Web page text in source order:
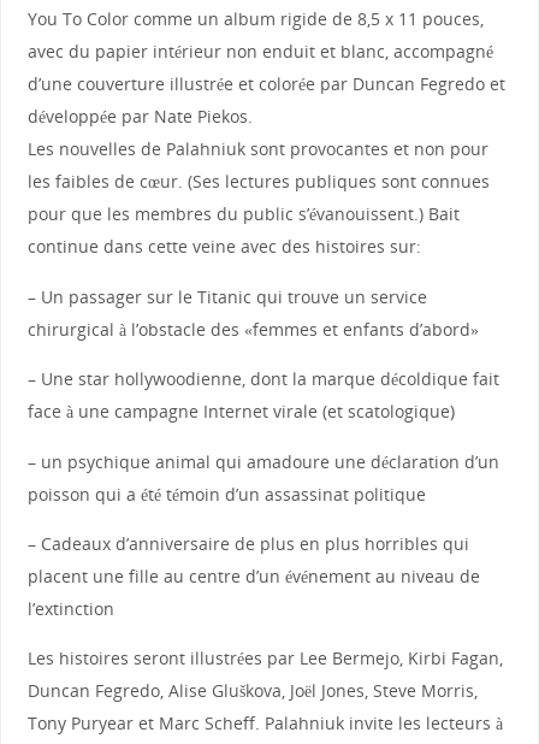
You To Color comme un album rigide de 8,5 x 11 pouces,
avec du papier intérieur non enduit et blanc, accompagné
d’une couverture illustrée et colorée par Duncan Fegredo et
développée par Nate Piekos.
Les nouvelles de Palahniuk sont provocantes et non pour
les faibles de cœur. (Ses lectures publiques sont connues
pour que les membres du public s’évanouissent.) Bait
continue dans cette veine avec des histoires sur:
– Un passager sur le Titanic qui trouve un service
chirurgical à l’obstacle des «femmes et enfants d’abord»
– Une star hollywoodienne, dont la marque décoldique fait
face à une campagne Internet virale (et scatologique)
– un psychique animal qui amadoure une déclaration d’un
poisson qui a été témoin d’un assassinat politique
– Cadeaux d’anniversaire de plus en plus horribles qui
placent une fille au centre d’un événement au niveau de
l’extinction
Les histoires seront illustrées par Lee Bermejo, Kirbi Fagan,
Duncan Fegredo, Alise Gluškova, Joël Jones, Steve Morris,
Tony Puryear et Marc Scheff. Palahniuk invite les lecteurs à